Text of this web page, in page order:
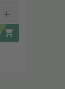
add
shopping_cart